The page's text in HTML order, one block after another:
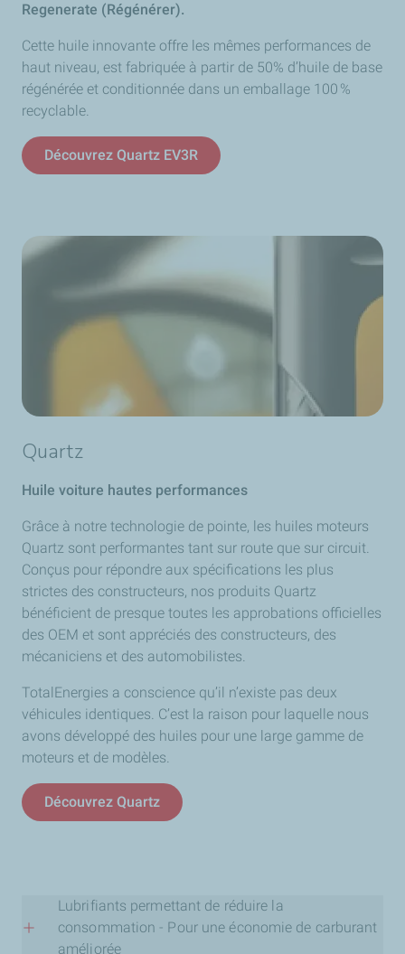
Regenerate (Régénérer).
Cette huile innovante offre les mêmes performances de
haut niveau, est fabriquée à partir de 50% d’huile de base
régénérée et conditionnée dans un emballage 100 %
recyclable.
Découvrez Quartz EV3R
Quartz
Huile voiture hautes performances
Grâce à notre technologie de pointe, les huiles moteurs
Quartz sont performantes tant sur route que sur circuit.
Conçus pour répondre aux spécifications les plus
strictes des constructeurs, nos produits Quartz
bénéficient de presque toutes les approbations officielles
des OEM et sont appréciés des constructeurs, des
mécaniciens et des automobilistes.
TotalEnergies a conscience qu’il n’existe pas deux
véhicules identiques. C’est la raison pour laquelle nous
avons développé des huiles pour une large gamme de
moteurs et de modèles.
Découvrez Quartz
Lubrifiants permettant de réduire la
consommation - Pour une économie de carburant
améliorée